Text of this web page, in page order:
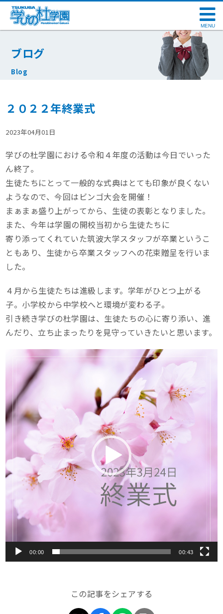
MENU
ブログ
Blog
２０２２年終業式
2023年04月01日
学びの杜学園における令和４年度の活動は今日でいった
ん終了。
生徒たちにとって一般的な式典はとても印象が良くない
ようなので、今回はビンゴ大会を開催！
まぁまぁ盛り上がってから、生徒の表彰となりました。
また、今年は学園の開校当初から生徒たちに
寄り添ってくれていた筑波大学スタッフが卒業というこ
ともあり、生徒から卒業スタッフへの花束贈呈を行いま
した。
４月から生徒たちは進級します。学年がひとつ上がる
子。小学校から中学校へと環境が変わる子。
引き続き学びの杜学園は、生徒たちの心に寄り添い、進
んだり、立ち止まったりを見守っていきたいと思います。
画
ー
ヤ
ー
00:00 00:43
この記事をシェアする